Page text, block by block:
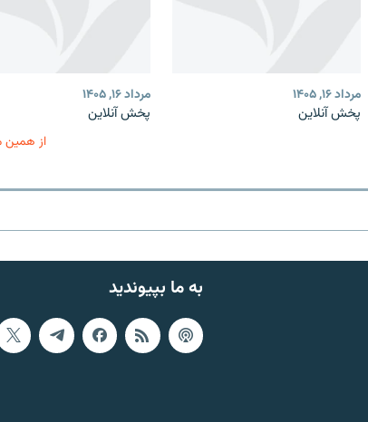
مرداد ۱۶, ۱۴۰۵
پخش آنلاین
مرداد ۱۶, ۱۴۰۵
پخش آنلاین
از همین
به ما بپیوندید